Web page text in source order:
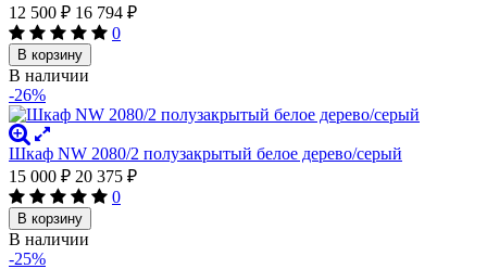
12 500 ₽ 16 794 ₽
0
В корзину
В наличии
-26%
Шкаф NW 2080/2 полузакрытый белое дерево/серый
15 000 ₽ 20 375 ₽
0
В корзину
В наличии
-25%